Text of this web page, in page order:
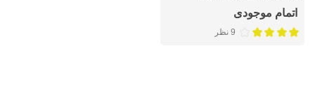
اتمام موجودی
9 نظر